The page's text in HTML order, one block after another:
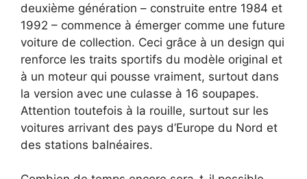
deuxième génération – construite entre 1984 et
1992 – commence à émerger comme une future
voiture de collection. Ceci grâce à un design qui
renforce les traits sportifs du modèle original et
à un moteur qui pousse vraiment, surtout dans
la version avec une culasse à 16 soupapes.
Attention toutefois à la rouille, surtout sur les
voitures arrivant des pays d’Europe du Nord et
des stations balnéaires.